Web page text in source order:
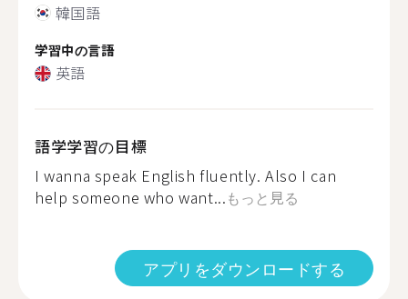
韓国語
学習中の言語
英語
語学学習の目標
I wanna speak English fluently. Also I can
help someone who want...もっと見る
アプリをダウンロードする